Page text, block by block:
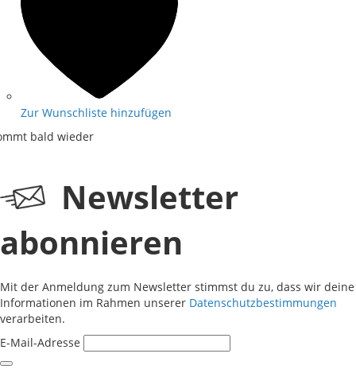
Zur Wunschliste hinzufügen
bald wieder
Newsletter
abonnieren
Mit der Anmeldung zum Newsletter stimmst du zu, dass wir deine
Informationen im Rahmen unserer Datenschutzbestimmungen
verarbeiten.
E-Mail-Adresse